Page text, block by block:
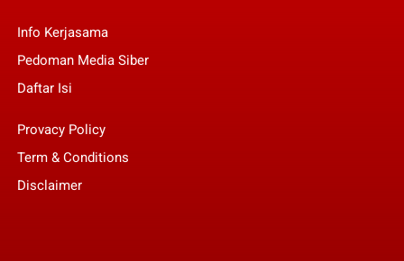
Info Kerjasama
Pedoman Media Siber
Daftar Isi
Provacy Policy
Term & Conditions
Disclaimer